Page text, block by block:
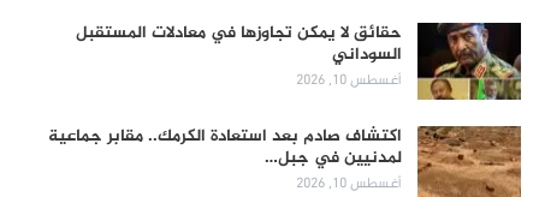
حقائق لا يمكن تجاوزها في معادلات المستقبل
السوداني
أغسطس 10, 2026
اكتشاف صادم بعد استعادة الكرمك.. مقابر جماعية
لمدنيين في جبل…
أغسطس 10, 2026